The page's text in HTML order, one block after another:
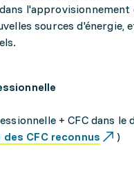
l'approvisionnement
sources d'énergie,
+ CFC dans le
CFC reconnus
)